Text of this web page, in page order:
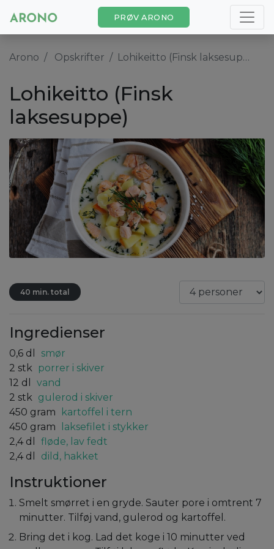
PRØV ARONO
Arono Opskrifter Lohikeitto (Finsk laksesuppe)
Lohikeitto (Finsk
laksesuppe)
40 min. total
Ingredienser
0,6 dl
smør
2 stk porrer i skiver
12 dl
vand
2 stk gulerod i skiver
450 gram
kartoffel i tern
450 gram
laksefilet i stykker
2,4 dl
fløde, lav fedt
2,4 dl dild, hakket
Instruktioner
Smelt smørret i en gryde. Sauter pore i omtrent 7
minutter. Tilføj vand, gulerod og kartoffel.
Bring det i kog. Lad det koge i 10 minutter ved